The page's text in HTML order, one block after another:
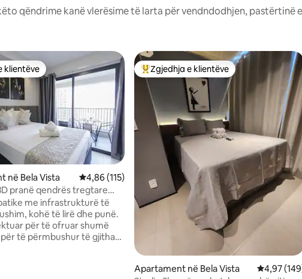
qëndrime kanë vlerësime të larta për vendndodhjen, pastërtinë
klientëve
klientëve
në Bela Vista Vlerësimi mesatar 4,86 nga 5, 115 vlerësime
4,86 (115)
pranë qendrës tregtare
me infrastrukturë të
kohë të lirë dhe punë.
për të ofruar shumë
të përmbushur të gjitha
Më të mirat e zgjedhjeve të klientëve
Zgjedhja e klientëve
Apartament në Bela Vista Vlerësimi
4,97